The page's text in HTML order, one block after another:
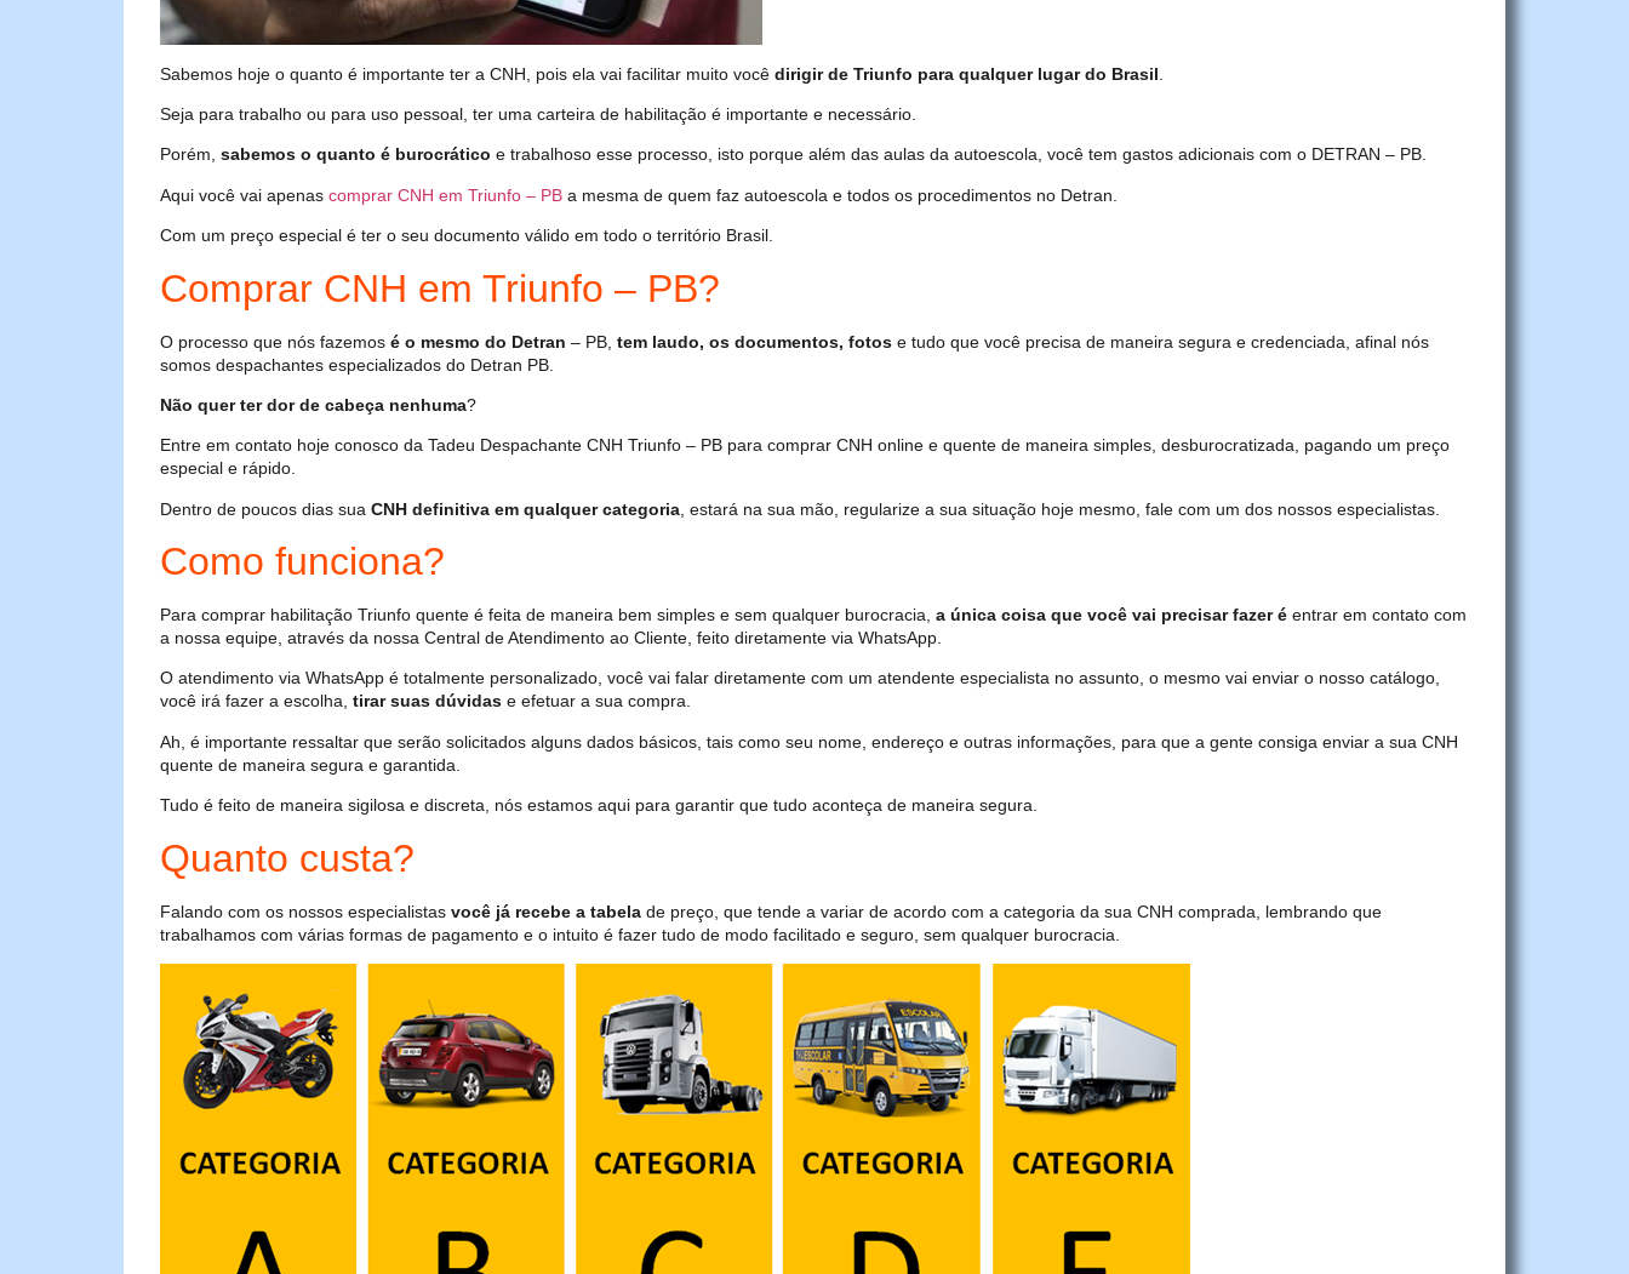
Sabemos hoje o quanto é importante ter a CNH, pois ela vai facilitar muito você dirigir de Triunfo para qualquer lugar do Brasil
Seja para trabalho ou para uso pessoal, ter uma carteira de habilitação é importante e necessário.
Porém, sabemos o quanto é burocrático e trabalhoso esse processo, isto porque além das aulas da autoescola, você tem gastos adicionais com o DETRAN – PB.
Aqui você vai apenas comprar CNH em Triunfo – PB a mesma de quem faz autoescola e todos os procedimentos no Detran.
Com um preço especial é ter o seu documento válido em todo o território Brasil.
Comprar CNH em Triunfo – PB?
O processo que nós fazemos é o mesmo do Detran – PB, tem laudo, os documentos, fotos e tudo que você precisa de maneira segura e credenciada, afinal nós
somos despachantes especializados do Detran PB.
Não quer ter dor de cabeça nenhuma?
Entre em contato hoje conosco da Tadeu Despachante CNH Triunfo – PB para comprar CNH online e quente de maneira simples, desburocratizada, pagando um preço
especial e rápido.
Dentro de poucos dias sua CNH definitiva em qualquer categoria , estará na sua mão, regularize a sua situação hoje mesmo, fale com um dos nossos especialistas.
Como funciona?
Para comprar habilitação Triunfo quente é feita de maneira bem simples e sem qualquer burocracia, a única coisa que você vai precisar fazer é entrar em contato com
a nossa equipe, através da nossa Central de Atendimento ao Cliente, feito diretamente via WhatsApp.
O atendimento via WhatsApp é totalmente personalizado, você vai falar diretamente com um atendente especialista no assunto, o mesmo vai enviar o nosso catálogo,
você irá fazer a escolha, tirar suas dúvidas e efetuar a sua compra.
Ah, é importante ressaltar que serão solicitados alguns dados básicos, tais como seu nome, endereço e outras informações, para que a gente consiga enviar a sua CNH
quente de maneira segura e garantida.
Tudo é feito de maneira sigilosa e discreta, nós estamos aqui para garantir que tudo aconteça de maneira segura.
Quanto custa?
Falando com os nossos especialistas você já recebe a tabela de preço, que tende a variar de acordo com a categoria da sua CNH comprada, lembrando que
trabalhamos com várias formas de pagamento e o intuito é fazer tudo de modo facilitado e seguro, sem qualquer burocracia.